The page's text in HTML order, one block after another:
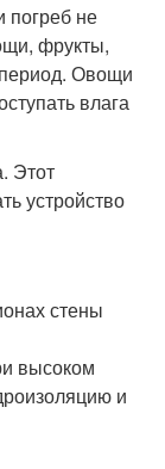
погреб не
фрукты,
Овощи
влага
Этот
устройство
стены
высоком
и